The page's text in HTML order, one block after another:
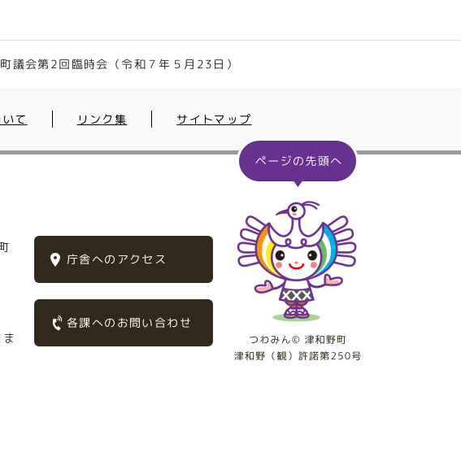
議会第2回臨時会（令和７年５月23日）
て リンク集 サイトマップ
庁舎へのアクセス
各課へのお問い合わせ